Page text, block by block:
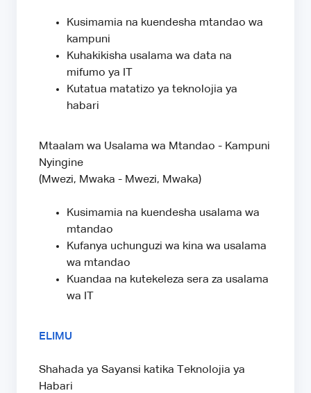
Kusimamia na kuendesha mtandao wa
kampuni
Kuhakikisha usalama wa data na
mifumo ya IT
Kutatua matatizo ya teknolojia ya
habari
Mtaalam wa Usalama wa Mtandao - Kampuni
Nyingine
(Mwezi, Mwaka - Mwezi, Mwaka)
Kusimamia na kuendesha usalama wa
mtandao
Kufanya uchunguzi wa kina wa usalama
wa mtandao
Kuandaa na kutekeleza sera za usalama
wa IT
ELIMU
Shahada ya Sayansi katika Teknolojia ya
Habari